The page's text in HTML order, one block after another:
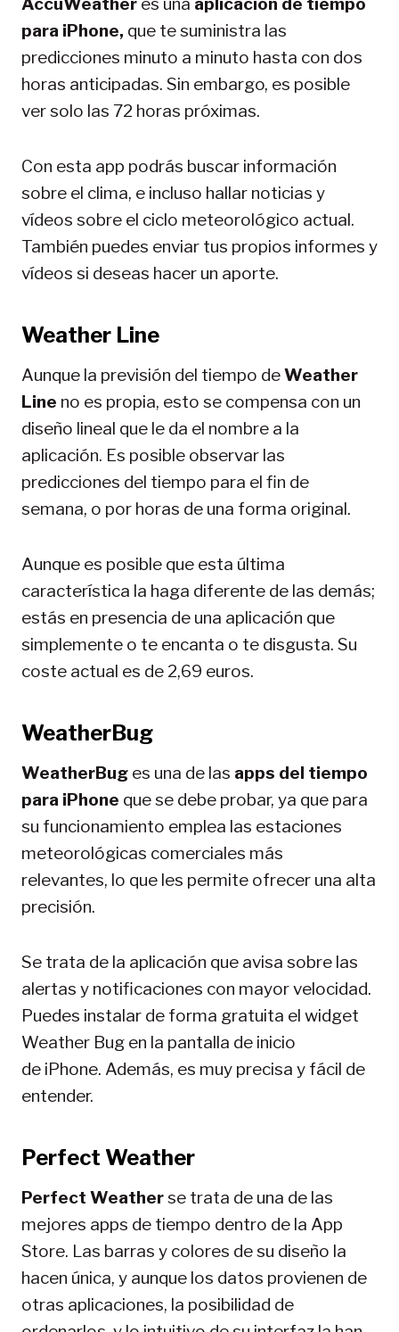
para iPhone, que te suministra las
predicciones minuto a minuto hasta con dos
horas anticipadas. Sin embargo, es posible
ver solo las 72 horas próximas.
Con esta app podrás buscar información
sobre el clima, e incluso hallar noticias y
vídeos sobre el ciclo meteorológico actual.
También puedes enviar tus propios informes y
vídeos si deseas hacer un aporte.
Weather Line
Aunque la previsión del tiempo deWeather
Line no es propia, esto se compensa con un
diseño lineal que le da el nombre a la
aplicación. Es posible observar las
predicciones del tiempo para el fin de
semana, o por horas de una forma original.
Aunque es posible que esta última
característica la haga diferente de las demás;
estás en presencia de una aplicación que
simplemente o te encanta o te disgusta. Su
coste actual es de 2,69 euros.
WeatherBug
WeatherBug es una de las apps del tiempo
para iPhone que se debe probar, ya que para
su funcionamiento emplea las estaciones
meteorológicas comerciales más
relevantes, lo que les permite ofrecer una alta
precisión.
Se trata de la aplicación que avisa sobre las
alertas y notificaciones con mayor velocidad.
Puedes instalar de forma gratuita el widget
Weather Bug en la pantalla de inicio
de iPhone. Además, es muy precisa y fácil de
entender.
Perfect Weather
Perfect Weatherse trata de una de las
mejores apps de tiempo dentro de la App
Store. Las barras y colores de su diseño la
hacen única, y aunque los datos provienen de
otras aplicaciones, la posibilidad de